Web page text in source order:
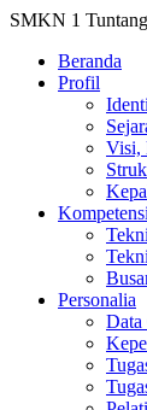
SMKN 1 Tuntang
Beranda
Profil
Visi,
Personalia
Data